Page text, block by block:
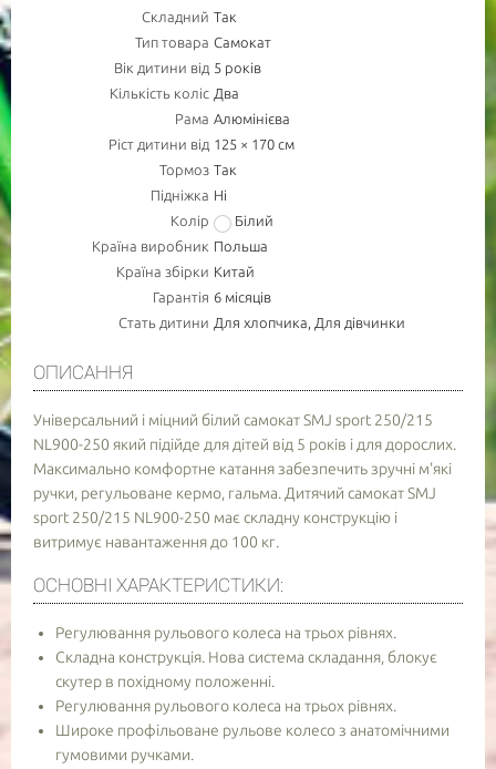
Складний Так
Тип товара Самокат
Вік дитини від 5 років
Кількість коліс Два
Рама Алюмінієва
Ріст дитини від 125 × 170 см
Тормоз Так
Підніжка Ні
Колір
Білий
Країна виробник Польша
Країна збірки Китай
Гарантія 6 місяців
Стать дитини Для хлопчика, Для дівчинки
ОПИСАННЯ
Універсальний і міцний білий самокат SMJ sport 250/215
NL900-250 який підійде для дітей від 5 років і для дорослих.
Максимально комфортне катання забезпечить зручні м'які
ручки, регульоване кермо, гальма. Дитячий самокат SMJ
sport 250/215 NL900-250 має складну конструкцію і
витримує навантаження до 100 кг.
ОСНОВНІ ХАРАКТЕРИСТИКИ:
Регулювання рульового колеса на трьох рівнях.
Складна конструкція. Нова система складання, блокує
скутер в похідному положенні.
Регулювання рульового колеса на трьох рівнях.
Широке профільоване рульове колесо з анатомічними
гумовими ручками.
ПОВІДОМИТИ ПРО НАЯВНІСТЬ
ТОВАРУ
НОМЕР МОБ. ТЕЛЕФОНУ (SMS)
Повідомте про зразкову дату доставки товару
АКТУАЛЬНІСТЬ
- обов'язково до заповнення